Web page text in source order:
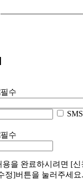
용을 완료하시려면 [신
정]버튼을 눌러주세요.